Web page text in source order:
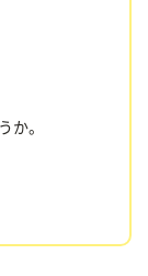
か。